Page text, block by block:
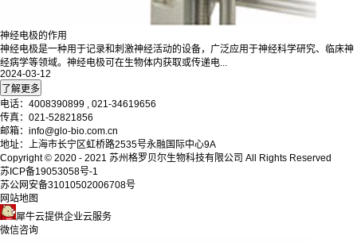
神经电极的作用
神经电极是一种用于记录和刺激神经活动的设备，广泛应用于神经科学研究、临床神
经病学等领域。神经电极可在生物体内获取或传递电...
2024-03-12
电话：4008390899 , 021-34619656
传真：021-52821856
邮箱：info@glo-bio.com.cn
地址：上海市长宁区虹桥路2535号永融国际中心9A
Copyright © 2020 - 2021 苏州格罗贝尔生物科技有限公司 All Rights Reserved
苏ICP备19053058号-1
苏公网安备31010502006708号
网站地图
犀牛云提供企业云服务
微信咨询